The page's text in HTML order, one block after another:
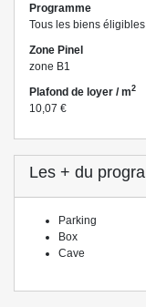
Programme
Tous les biens
Zone Pinel
zone B1
Plafond de loyer / m2
10,07 €
Les + du
Parking
Box
Cave